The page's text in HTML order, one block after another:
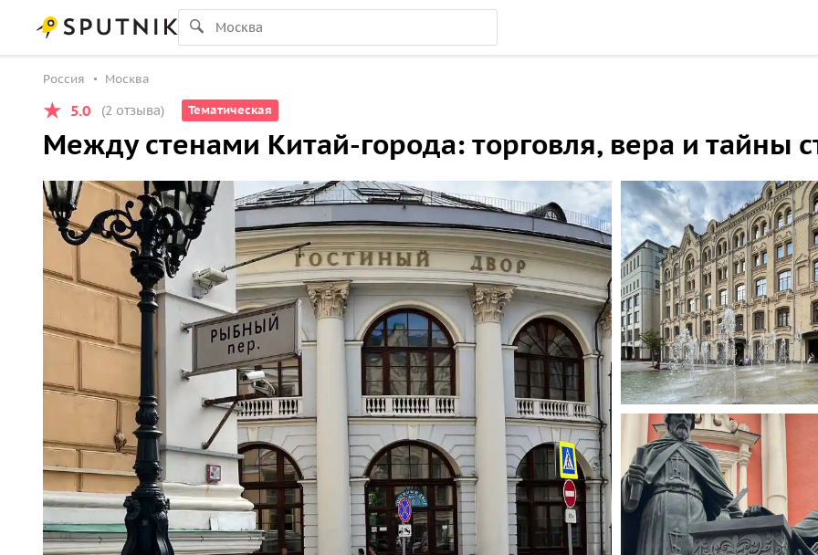
Россия Москва
5.0 (2 отзыва) Тематическая
Между стенами Китай-города: торговля, вера и тайны